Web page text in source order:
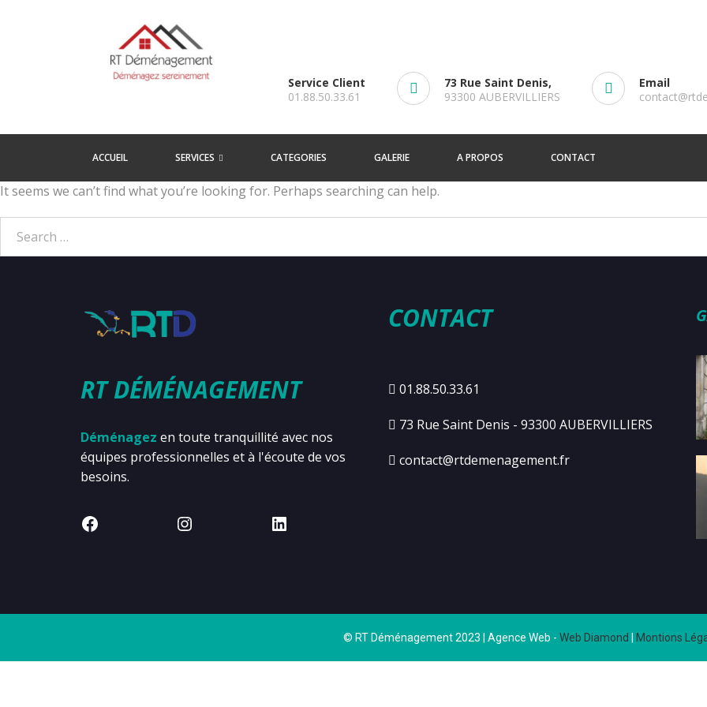
Service Client
01.88.50.33.61
73 Rue Saint Denis,
93300 AUBERVILLIERS
Email
ACCUEIL SERVICES CATEGORIES GALERIE A PROPOS CONTACT
It seems we can’t find what you’re looking for. Perhaps searching can help.
RT DÉMÉNAGEMENT
Déménagez en toute tranquillité avec nos
équipes professionnelles et à l'écoute de vos
besoins.
CONTACT
01.88.50.33.61
73 Rue Saint Denis - 93300 AUBERVILLIERS
contact@rtdemenagement.fr
© RT Déménagement 2023 | Agence Web - Web Diamond Montions